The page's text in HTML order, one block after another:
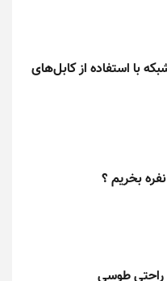
با استفاده از کابل‌های
بخریم ؟
راحتی طوسی